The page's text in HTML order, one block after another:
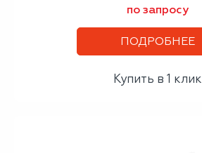
по запросу
ПОДРОБНЕЕ
Купить в 1 клик